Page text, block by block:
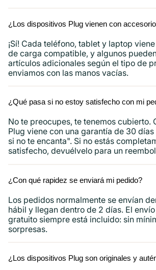
¿Los dispositivos Plug vienen con
¡Sí! Cada teléfono, tablet y laptop
de carga compatible, y algunos
artículos adicionales según el tipo de
enviamos con las manos vacías.
¿Qué pasa si no estoy satisfecho con mi
No te preocupes, te tenemos cubierto.
Plug viene con una garantía de 30
si no te encanta". Si no estás
satisfecho, devuélvelo para un
¿Con qué rapidez se enviará mi pedido?
Los pedidos normalmente se envían
hábil y llegan dentro de 2 días. El
gratuito siempre está incluido: sin
sorpresas.
¿Los dispositivos Plug son originales y